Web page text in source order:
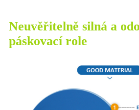
Neuvěřitelně silná a
páskovací role